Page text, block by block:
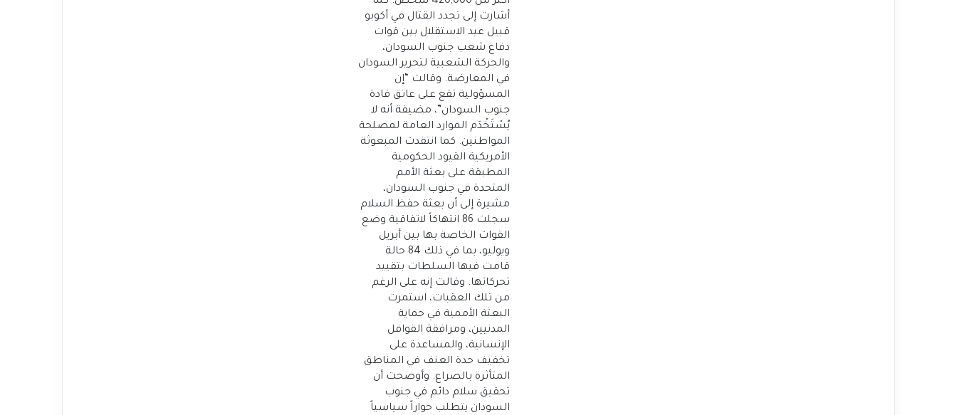
أشارت إلى تجدد القتال في أكوبو
قبيل عيد الاستقلال بين قوات
دفاع شعب جنوب السودان،
والحركة الشعبية لتحرير السودان
في المعارضة. وقالت “إن
المسؤولية تقع على عاتق قادة
جنوب السودان”، مضيفة أنه لا
يُسْتَخْدَم الموارد العامة لمصلحة
المواطنين. كما انتقدت المبعوثة
الأمريكية القيود الحكومية
المطبقة على بعثة الأمم
المتحدة في جنوب السودان،
مشيرة إلى أن بعثة حفظ السلام
سجلت 86 انتهاكاً لاتفاقية وضع
القوات الخاصة بها بين أبريل
ويوليو، بما في ذلك 84 حالة
قامت فيها السلطات بتقييد
تحركاتها. وقالت إنه على الرغم
من تلك العقبات، استمرت
البعثة الأممية في حماية
المدنيين، ومرافقة القوافل
الإنسانية، والمساعدة على
تخفيف حدة العنف في المناطق
المتأثرة بالصراع. وأوضحت أن
تحقيق سلام دائم في جنوب
السودان يتطلب حواراً سياسياً